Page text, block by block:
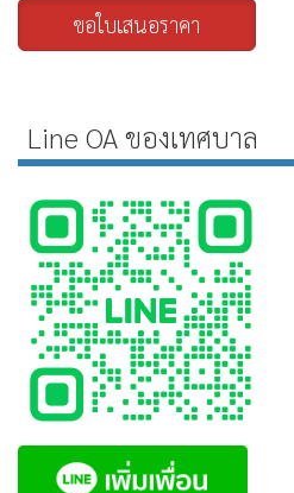
ขอใบเสนอราคา
Line OA ของเทศบาล